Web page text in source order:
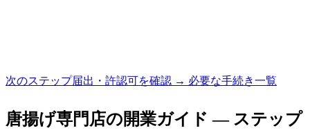
次のステップ届出・許認可を確認 → 必要な手続き一覧
唐揚げ専門店の開業ガイド — ステップ